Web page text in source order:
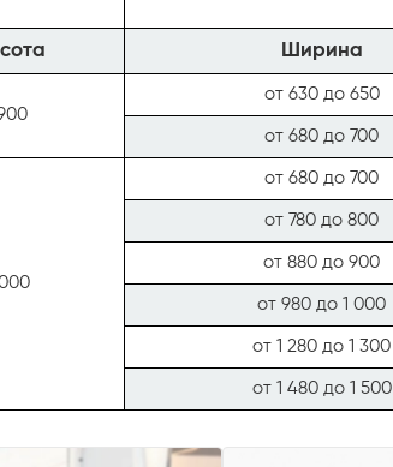
Ширина
от 630 до 650
от 680 до 700
от 680 до 700
от 780 до 800
от 880 до 900
от 980 до 1 000
от 1 280 до 1 300
от 1 480 до 1 500